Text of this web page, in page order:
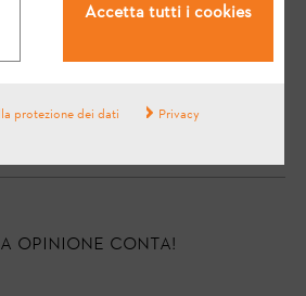
internet
Mozilla Firefox, Google
Safari
opinione conta!
Accetta tutti i cookies
protezione dei dati
Privacy